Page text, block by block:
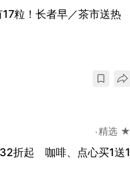
粒！长者早／茶市送热
精选 ★
折起 咖啡、点心买1送1